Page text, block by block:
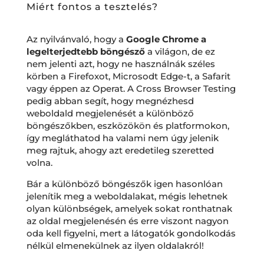
Miért fontos a tesztelés?
Az nyilvánvaló, hogy a Google Chrome a
legelterjedtebb böngészőa világon, de ez
nem jelenti azt, hogy ne használnák széles
körben a Firefoxot, Microsodt Edge-t, a Safarit
vagy éppen az Operat. A Cross Browser Testing
pedig abban segít, hogy megnézhesd
weboldald megjelenését a különböző
böngészőkben, eszközökön és platformokon,
így megláthatod ha valami nem úgy jelenik
meg rajtuk, ahogy azt eredetileg szeretted
volna.
Bár a különböző böngészők igen hasonlóan
jelenítik meg a weboldalakat, mégis lehetnek
olyan különbségek, amelyek sokat ronthatnak
az oldal megjelenésén és erre viszont nagyon
oda kell figyelni, mert a látogatók gondolkodás
nélkül elmenekülnek az ilyen oldalakról!